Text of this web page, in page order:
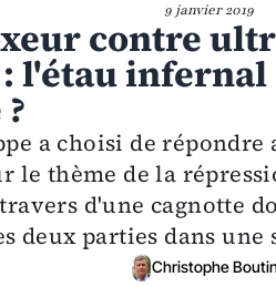
9 janvier 2019
contre
l'étau
a choisi de répondre
le thème de la
d'une cagnotte
deux parties dans
Christophe